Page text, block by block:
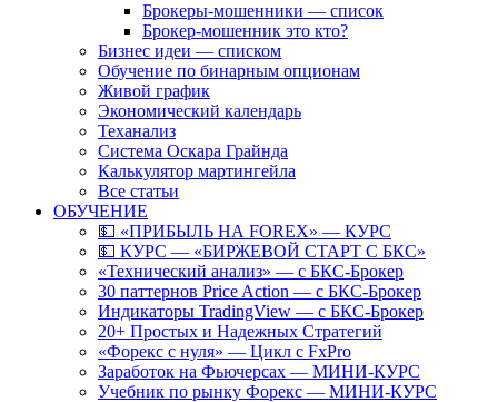
Брокеры-мошенники — список
Брокер-мошенник это кто?
Бизнес идеи — списком
Обучение по бинарным опционам
Живой график
Экономический календарь
Теханализ
Система Оскара Грайнда
Калькулятор мартингейла
Все статьи
ОБУЧЕНИЕ
💵 «ПРИБЫЛЬ НА FOREX» — КУРС
💵 КУРС — «БИРЖЕВОЙ СТАРТ С БКС»
«Технический анализ» — с БКС-Брокер
30 паттернов Price Action — с БКС-Брокер
Индикаторы TradingView — с БКС-Брокер
20+ Простых и Надежных Стратегий
«Форекс с нуля» — Цикл с FxPro
Заработок на Фьючерсах — МИНИ-КУРС
Учебник по рынку Форекс — МИНИ-КУРС